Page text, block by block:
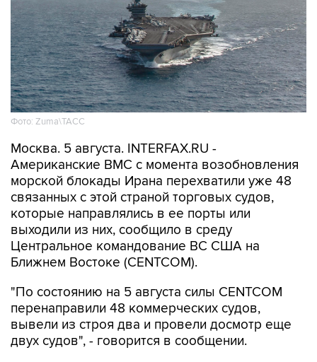
Фото: Zuma\ТАСС
Москва. 5 августа. INTERFAX.RU -
Американские ВМС с момента возобновления
морской блокады Ирана перехватили уже 48
связанных с этой страной торговых судов,
которые направлялись в ее порты или
выходили из них, сообщило в среду
Центральное командование ВС США на
Ближнем Востоке (CENTCOM).
"По состоянию на 5 августа силы CENTCOM
перенаправили 48 коммерческих судов,
вывели из строя два и провели досмотр еще
двух судов", - говорится в сообщении.